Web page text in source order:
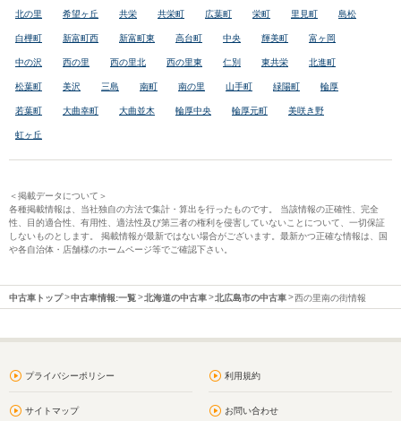
北の里 希望ヶ丘 共栄 共栄町 広葉町 栄町 里見町 島松
白樺町 新富町西 新富町東 高台町 中央 輝美町 富ヶ岡
中の沢 西の里 西の里北 西の里東 仁別 東共栄 北進町
松葉町 美沢 三島 南町 南の里 山手町 緑陽町 輪厚
若葉町 大曲幸町 大曲並木 輪厚中央 輪厚元町 美咲き野
虹ヶ丘
＜掲載データについて＞
各種掲載情報は、当社独自の方法で集計・算出を行ったものです。 当該情報の正確性、完全
性、目的適合性、有用性、適法性及び第三者の権利を侵害していないことについて、一切保証
しないものとします。 掲載情報が最新ではない場合がございます。最新かつ正確な情報は、国
や各自治体・店舗様のホームページ等でご確認下さい。
中古車トップ 中古車情報:一覧 北海道の中古車 北広島市の中古車 西の里南の街情報
プライバシーポリシー 利用規約
サイトマップ お問い合わせ